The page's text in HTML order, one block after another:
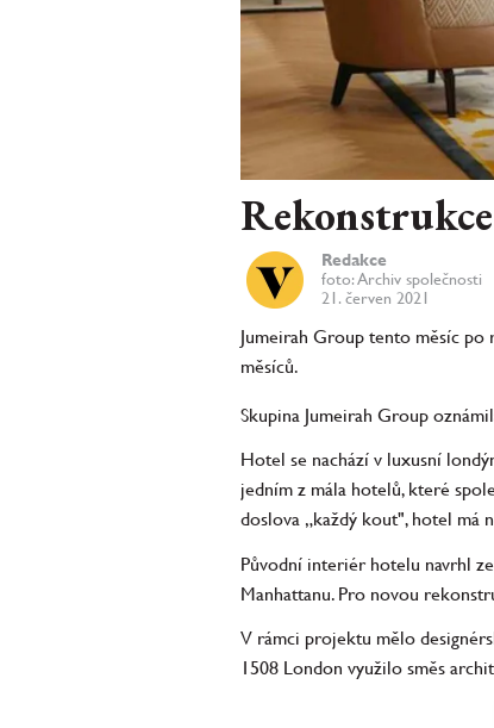
Redakce
foto: Archiv společnosti
21. červen 2021
Jumeirah Group tento měsíc
měsíců.
Skupina Jumeirah Group
Hotel se nachází v luxusní
jedním z mála hotelů, které
doslova „každý kout", hotel má
Původní interiér hotelu navrhl
Manhattanu. Pro novou
V rámci projektu mělo
1508 London využilo směs